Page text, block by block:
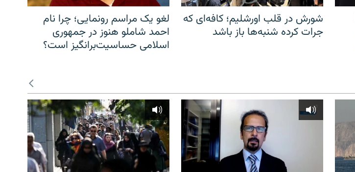
شورش در قلب اورشلیم؛ کافه‌ای که
جرات کرده شنبه‌ها باز باشد
لغو یک مراسم رونمایی؛ چرا نام
احمد شاملو هنوز در جمهوری
اسلامی حساسیت‌برانگیز است؟